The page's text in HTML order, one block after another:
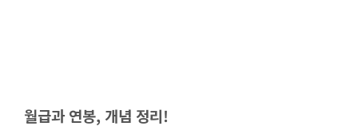
월급과 연봉, 개념 정리!